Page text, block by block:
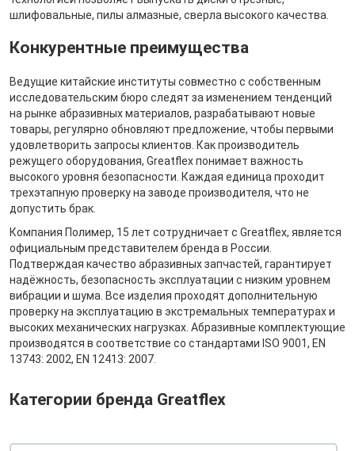
шлифовальные, пилы алмазные, сверла высокого качества.
Конкурентные преимущества
Ведущие китайские институты совместно с собственным
исследовательским бюро следят за изменением тенденций
на рынке абразивных материалов, разрабатывают новые
товары, регулярно обновляют предложение, чтобы первыми
удовлетворить запросы клиентов. Как производитель
режущего оборудования, Greatflex понимает важность
высокого уровня безопасности. Каждая единица проходит
трехэтапную проверку на заводе производителя, что не
допустить брак.
Компания Полимер, 15 лет сотрудничает с Greatflex, является
официальным представителем бренда в России.
Подтверждая качество абразивных запчастей, гарантирует
надёжность, безопасность эксплуатации с низким уровнем
вибрации и шума. Все изделия проходят дополнительную
проверку на эксплуатацию в экстремальных температурах и
высоких механических нагрузках. Абразивные комплектующие
производятся в соответствие со стандартами ISO 9001, EN
13743: 2002, EN 12413: 2007.
Категории бренда Greatflex